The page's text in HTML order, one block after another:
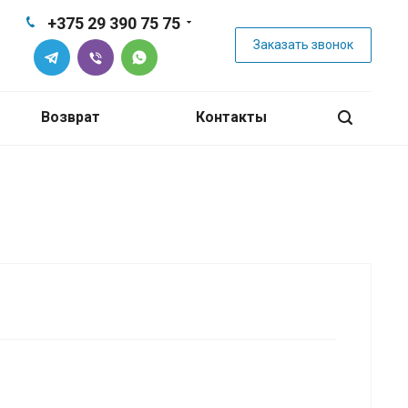
+375 29 390 75 75
Заказать звонок
Возврат Контакты